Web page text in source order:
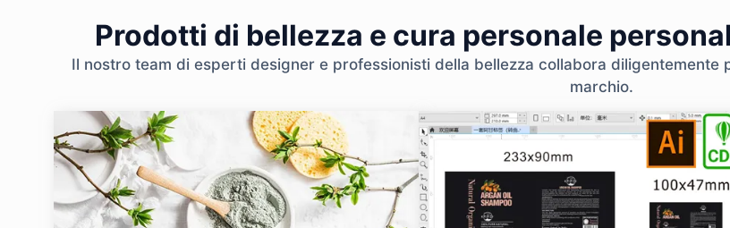
Prodotti di bellezza e cura personale
Il nostro team di esperti designer e professionisti della bellezza collabora diligentemente
marchio.